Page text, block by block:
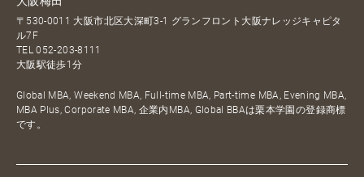
〒530-0011 大阪市北区大深町3-1 グランフロント大阪ナレッジキャピタ
ル7F
TEL052-203-8111
大阪駅徒歩1分
Global MBA, Weekend MBA, Full-time MBA, Part-time MBA, Evening MBA,
MBA Plus, Corporate MBA, 企業内MBA, Global BBAは栗本学園の登録商標
です。